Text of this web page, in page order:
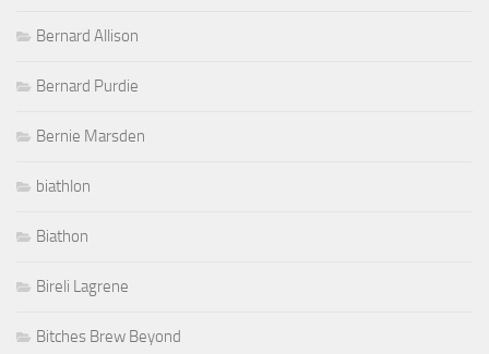
Bernard Allison
Bernard Purdie
Bernie Marsden
biathlon
Biathon
Bireli Lagrene
Bitches Brew Beyond